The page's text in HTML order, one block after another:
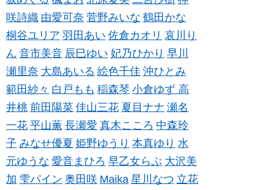
咲詩織 由愛可奈 菅野みいな 鶴田かな
桐谷ユリア 羽田あい 佐倉カオリ 哀川り
ん 音市美音 辰巳ゆい 妃乃ひかり 早川
瀬里奈 大島あいる 絵色千佳 沖ひとみ
範田紗々 白戸もも 稲森琴 小倉ゆず 高
井桃 前田陽菜 佳山三花 夏目ナナ 瀬名
一花 平山薫 長瀬愛 真木こころ 中森玲
子 みなせ優夏 姫野ゆうり 本真ゆり 水
元ゆうな 愛音まひろ 早乙女らぶ 大沢美
加 雫パイン 奥田咲 Maika 星川なつ 立花